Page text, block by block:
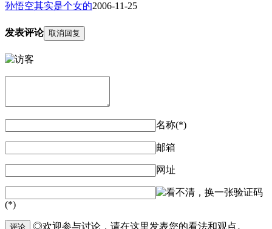
孙悟空其实是个女的2006-11-25
发表评论 取消回复
名称(*)
邮箱
网址
验证码
(*)
评论 ◎欢迎参与讨论，请在这里发表您的看法和观点。